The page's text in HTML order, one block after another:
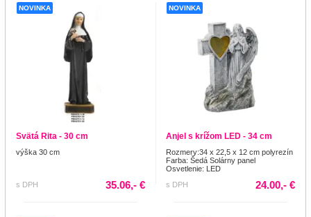
NOVINKA
Svätá Rita - 30 cm
výška 30 cm
s DPH 35.06,- €
NOVINKA
Anjel s krížom LED - 34 cm
Rozmery:34 x 22,5 x 12 cm polyrezín
Farba: Šedá Solárny panel
Osvetlenie: LED
s DPH
24.00,- €